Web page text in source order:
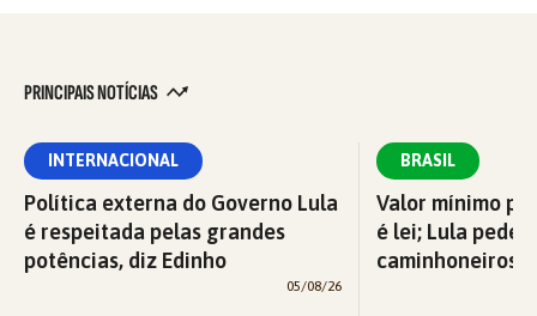
PRINCIPAIS NOTÍCIAS
INTERNACIONAL
Política externa do Governo Lula
é respeitada pelas grandes
potências, diz Edinho
05/08/26
BRASIL
Valor mínimo
é lei; Lula pede
caminhoneiros